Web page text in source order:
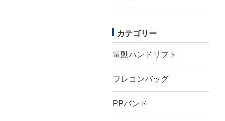
カテゴリー
電動ハンドリフト
フレコンバッグ
PPバンド
食品・米穀
ラミネート
4点吊りベルト
吊りベルトなし